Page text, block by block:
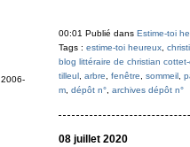
00:01 Publié dans Estime-toi
Tags : estime-toi heureux,
blog littéraire de christian
tilleul, arbre, fenêtre, sommeil,
m, dépôt n°, archives dépôt n°
08 juillet 2020